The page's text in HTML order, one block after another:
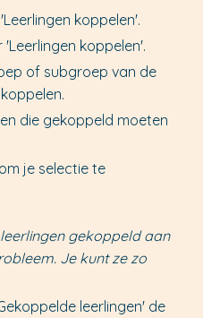
koppelen'.
koppelen'.
of subgroep van de
die gekoppeld moeten
je selectie te
gekoppeld aan
Je kunt ze zo
leerlingen' de